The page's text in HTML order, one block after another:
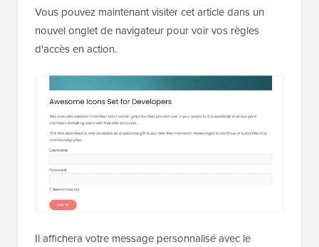
Vous pouvez maintenant visiter cet article dans un
nouvel onglet de navigateur pour voir vos règles
d'accès en action.
Il affichera votre message personnalisé avec le